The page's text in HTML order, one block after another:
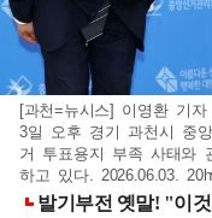
[과천=뉴시스] 이영환 기
3일 오후 경기 과천시 중
거 투표용지 부족 사태와
하고 있다. 2026.06.03.